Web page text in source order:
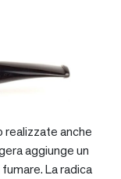
realizzate anche
aggiunge un
La radica